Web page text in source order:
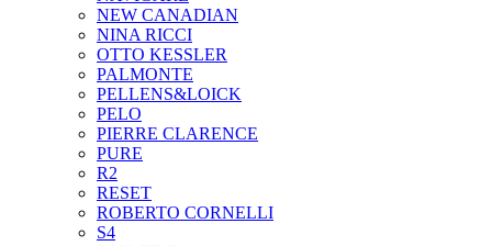
NEW CANADIAN
NINA RICCI
OTTO KESSLER
PALMONTE
PELLENS&LOICK
PELO
PIERRE CLARENCE
PURE
R2
RESET
ROBERTO CORNELLI
S4